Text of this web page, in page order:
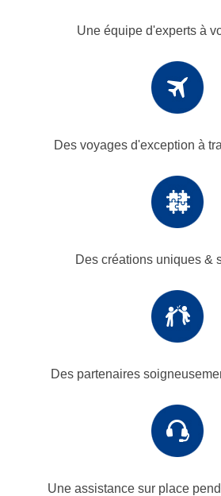
Une équipe d'experts à
Des voyages d'exception à
Des créations uniques &
Des partenaires
Une assistance sur place